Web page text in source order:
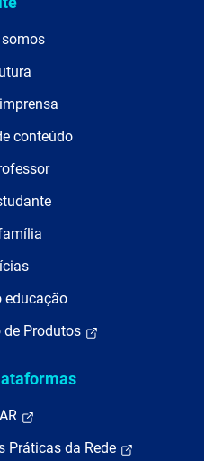
conteúdo
educação
Produtos
Práticas da Rede